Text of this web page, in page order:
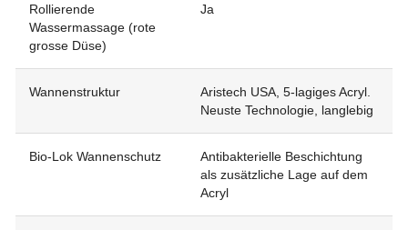
Rollierende
Wassermassage (rote
grosse Düse)
Ja
Wannenstruktur
Aristech USA, 5-lagiges Acryl.
Neuste Technologie, langlebig
Bio-Lok Wannenschutz
Antibakterielle Beschichtung
als zusätzliche Lage auf dem
Acryl